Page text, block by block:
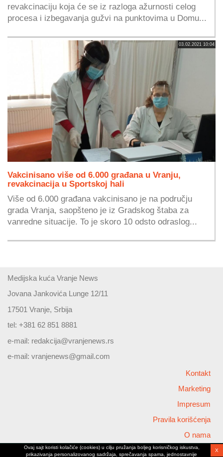
revakcinaciju koja će se iz razloga ažurnosti celog
procesa i izbegavanja gužvi na punktovima u Domu...
03.02.2021 10:04
Vakcinisano više od 6.000 građana u Vranju,
revakcinacija u Sportskoj hali
Više od 6.000 građana vakcinisano je na području
grada Vranja, saopšteno je iz Gradskog štaba za
vanredne situacije. To je skoro 10 odsto odraslog...
Medijska kuća Vranje News
Jovana Jankovića Lunge 12/11
17501 Vranje, Srbija
tel: +381 62 851 8881
e-mail: redakcija@vranjenews.rs
e-mail: vranjenews@gmail.com
Kontakt
Marketing
Impresum
Pravila korišćenja
O nama
Copyright © 2026 Vranjenews
Ovaj sajt koristi kolačiće (cookies) u cilju pružanja boljeg korisničkog iskustva,
prikazivanja personalizovanog sadržaja, sprečavanja spama, jednostavnije
X